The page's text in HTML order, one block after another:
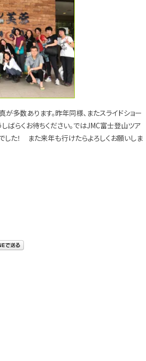
多数あります。昨年同様、またスライドショー
ばらくお待ちください。ではJMC富士登山ツア
した！ また来年も行けたらよろしくお願いしま